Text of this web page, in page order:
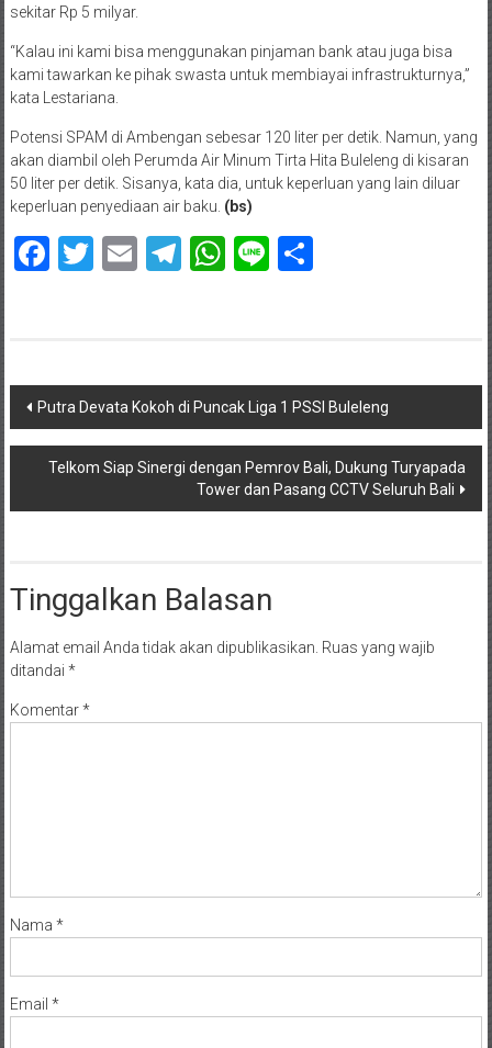
sekitar Rp 5 milyar.
“Kalau ini kami bisa menggunakan pinjaman bank atau juga bisa
kami tawarkan ke pihak swasta untuk membiayai infrastrukturnya,”
kata Lestariana.
Potensi SPAM di Ambengan sebesar 120 liter per detik. Namun, yang
akan diambil oleh Perumda Air Minum Tirta Hita Buleleng di kisaran
50 liter per detik. Sisanya, kata dia, untuk keperluan yang lain diluar
keperluan penyediaan air baku. (bs)
Facebook
Twitter
EmailTelegram
WhatsApp
LineShare
Navigasi
pos
Putra Devata Kokoh di Puncak Liga 1 PSSI Buleleng
Telkom Siap Sinergi dengan Pemrov Bali, Dukung Turyapada
Tower dan Pasang CCTV Seluruh Bali
Tinggalkan Balasan
Alamat email Anda tidak akan dipublikasikan. Ruas yang wajib
ditandai *
Komentar*
Nama *
Email *